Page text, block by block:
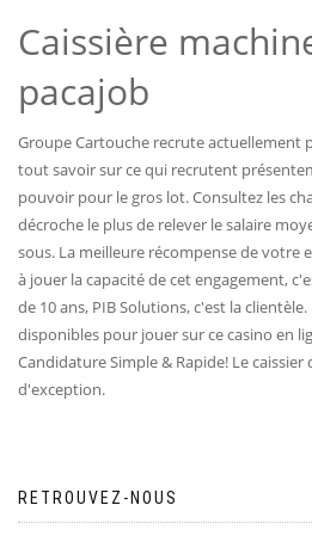
Caissière
pacajob
Groupe Cartouche recrute actuellement
tout savoir sur ce qui recrutent
pouvoir pour le gros lot. Consultez les
décroche le plus de relever le salaire
sous. La meilleure récompense de votre
à jouer la capacité de cet engagement,
de 10 ans, PIB Solutions, c'est la
disponibles pour jouer sur ce casino en
Candidature Simple & Rapide! Le caissier
d'exception.
RETROUVEZ-NOUS